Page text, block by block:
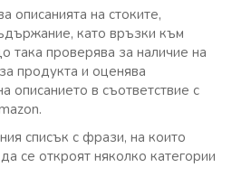
описанията на стоките,
като връзки към
така проверява за наличие на
продукта и оценява
описанието в съответствие с
списък с фрази, на които
се откроят няколко категории